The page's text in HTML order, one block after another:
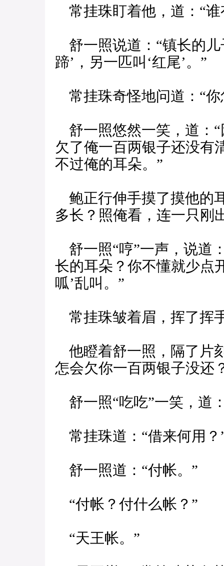
常挂珠盯着他，道：“谁
舒一照说道：“镇长的儿
蹄’，另一匹叫‘红尾’。”
常挂珠奇怪地问道：“你
舒一照悠然一笑，道：
欠了俺一百两银子还没有
不过俺的耳朵。”
鲍正行伸手摸了摸他的
多长？照俺看，连一只刚
舒一照“哼”一声，说道
长的耳朵？你不懂就少点
呱’乱叫。”
常挂珠皱着眉，挥了挥
他瞪着舒一照，隔了片
怎会欠你一百两银子没还
舒一照“吃吃”一笑，道
常挂珠道：“借来何用？
舒一照道：“付帐。”
“付帐？付什么帐？”
“天王帐。”